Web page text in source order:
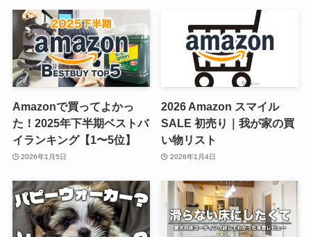
Amazonで買ってよかっ
た！2025年下半期ベストバ
イランキング【1〜5位】
2026年1月5日
2026 Amazon スマイル
SALE 初売り｜我が家の買
い物リスト
2026年1月4日